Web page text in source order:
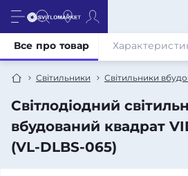
Світильники Світильники
Світлодіодний
вбудований квадрат
(VL-DLBS-065)
Все про товар